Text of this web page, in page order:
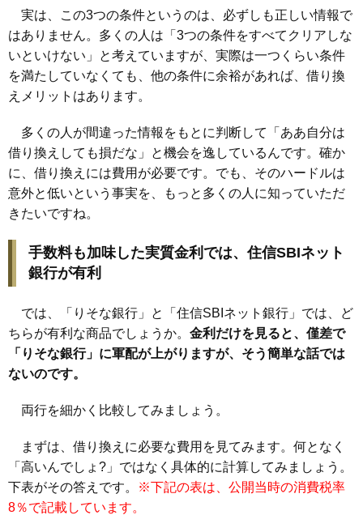
実は、この3つの条件というのは、必ずしも正しい情報で
はありません。多くの人は「3つの条件をすべてクリアしな
いといけない」と考えていますが、実際は一つくらい条件
を満たしていなくても、他の条件に余裕があれば、借り換
えメリットはあります。
多くの人が間違った情報をもとに判断して「ああ自分は
借り換えしても損だな」と機会を逸しているんです。確か
に、借り換えには費用が必要です。でも、そのハードルは
意外と低いという事実を、もっと多くの人に知っていただ
きたいですね。
手数料も加味した実質金利では、住信SBIネット
銀行が有利
では、「りそな銀行」と「住信SBIネット銀行」では、ど
ちらが有利な商品でしょうか。 金利だけを見ると、僅差で
「りそな銀行」に軍配が上がりますが、そう簡単な話では
ないのです。
両行を細かく比較してみましょう。
まずは、借り換えに必要な費用を見てみます。何となく
「高いんでしょ?」ではなく具体的に計算してみましょう。
下表がその答えです。
※下記の表は、公開当時の消費税率
8％で記載しています。